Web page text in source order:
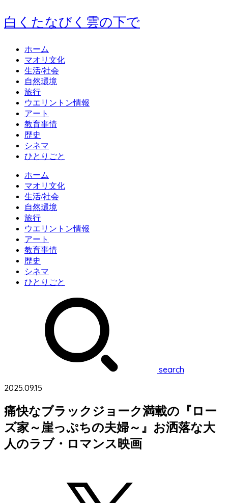
白くたなびく雲の下で
ホーム
マオリ文化
生活/社会
自然環境
旅行
ウエリントン情報
アート
教育事情
歴史
シネマ
ひとりごと
ホーム
マオリ文化
生活/社会
自然環境
旅行
ウエリントン情報
アート
教育事情
歴史
シネマ
ひとりごと
search
2025.09.15
痛快なブラックジョーク満載の『ロー
ズ家～崖っぷちの夫婦～』お洒落な大
人のラブ・ロマンス映画